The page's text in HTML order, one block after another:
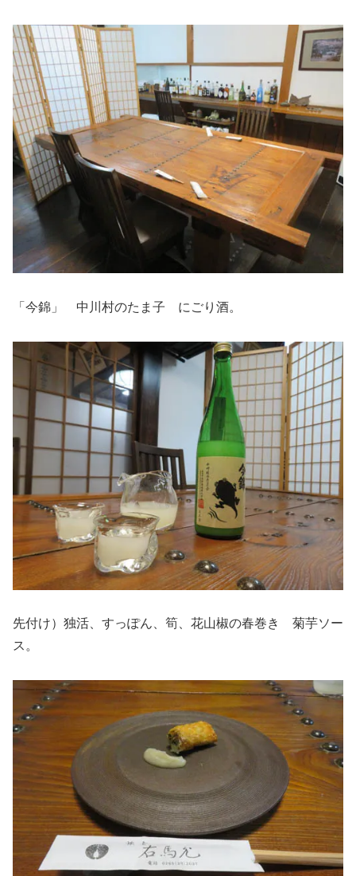
「今錦」 中川村のたま子 にごり酒。
先付け）独活、すっぽん、筍、花山椒の春巻き 菊芋ソー
ス。